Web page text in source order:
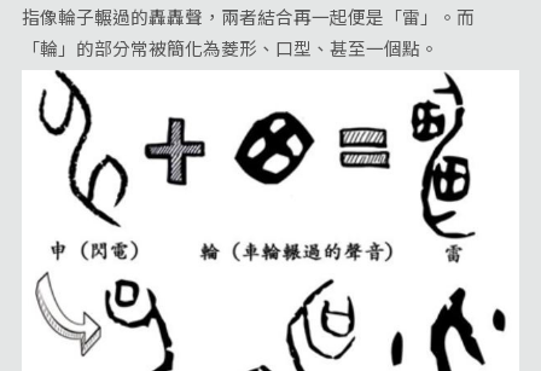
指像輪子輾過的轟轟聲，兩者結合再一起便是「雷」。而
「輪」的部分常被簡化為菱形、口型、甚至一個點。